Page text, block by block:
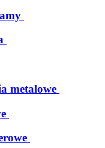
metalowe